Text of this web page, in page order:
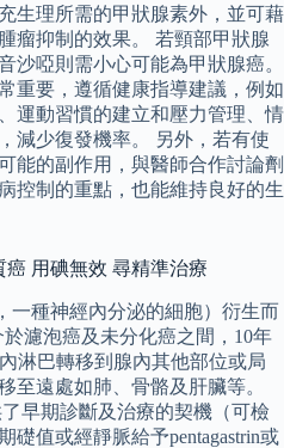
生理所需的甲狀腺素外，並可藉
瘤抑制的效果。 若頸部甲狀腺
沙啞則需小心可能為甲狀腺癌。
重要，遵循健康指導建議，例如
運動習慣的建立和壓力管理、情
減少復發機率。 另外，若有使
能的副作用，與醫師合作討論劑
控制的重點，也能維持良好的生
用碘無效 尋精準治療
一種神經內分泌的細胞）衍生而
濾泡癌及未分化癌之間，10年
淋巴轉移到腺內其他部位或局
至遠處如肺、骨骼及肝臟等。
早期診斷及治療的契機（可檢
礎值或經靜脈給予pentagastrin或